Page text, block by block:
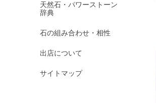
天然石・パワーストーン
辞典
石の組み合わせ・相性
出店について
サイトマップ